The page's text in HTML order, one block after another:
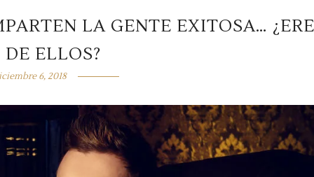
LA GENTE EXITOSA…
ELLOS?
6, 2018